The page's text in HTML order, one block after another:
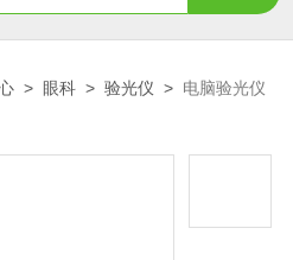
>眼科 >验光仪 > 电脑验光仪